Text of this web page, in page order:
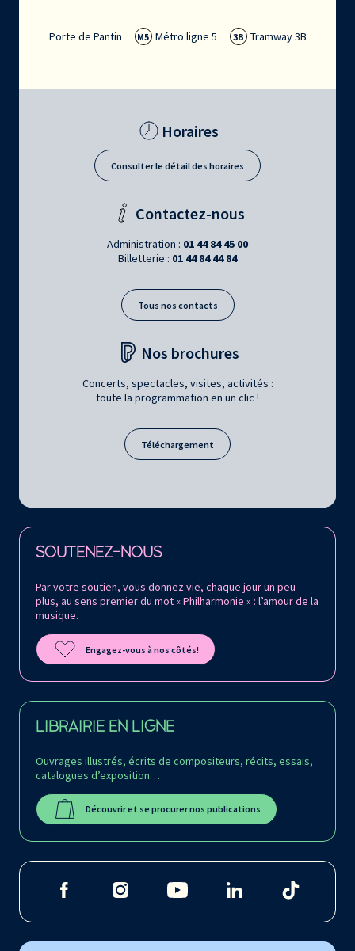
Porte de Pantin M5 Métro ligne 5 3B Tramway 3B
Horaires
Consulter le détail des horaires
Contactez-nous
Administration : 01 44 84 45 00
Billetterie : 01 44 84 44 84
Tous nos contacts
Nos brochures
Concerts, spectacles, visites, activités :
toute la programmation en un clic !
Téléchargement
SOUTENEZ-NOUS
Par votre soutien, vous donnez vie, chaque jour un peu
plus, au sens premier du mot « Philharmonie » : l’amour de la
musique.
Engagez-vous à nos côtés!
LIBRAIRIE EN LIGNE
Ouvrages illustrés, écrits de compositeurs, récits, essais,
catalogues d’exposition…
Découvrir et se procurer nos publications
Retrouvez la Philharmonie de Paris sur